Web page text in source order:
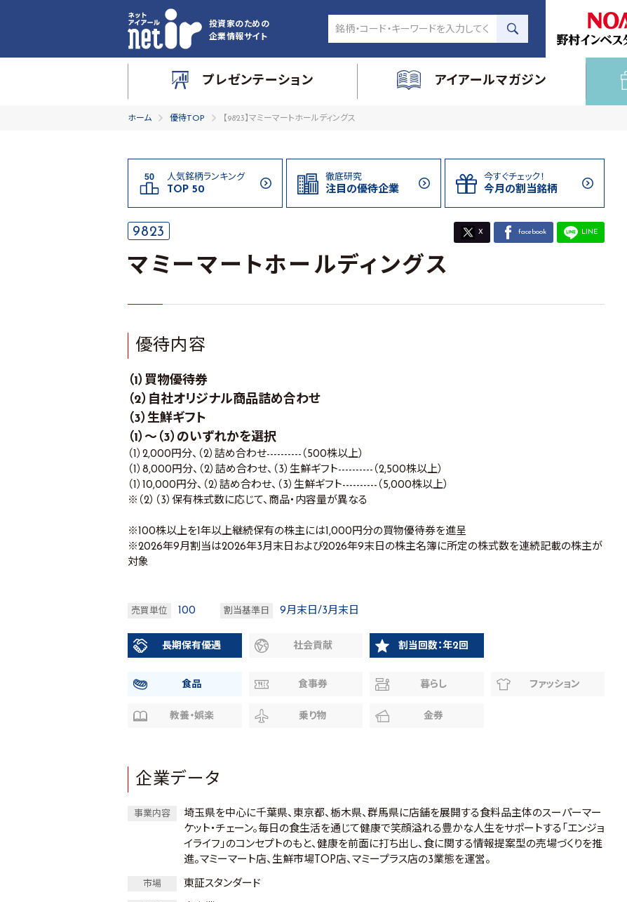
投資家のための
企業情報サイト
プレゼンテーション アイアールマガジン
ホーム 優待TOP 【9823】マミーマートホールディングス
人気銘柄ランキング
TOP 50
徹底研究
注目の優待企業
今すぐチェック！
今月の割当銘柄
9823 X facebook LINE
マミーマートホールディングス
優待内容
（1）買物優待券
（2）自社オリジナル商品詰め合わせ
（3）生鮮ギフト
（1）～（3）のいずれかを選択
（1）2,000円分、（2）詰め合わせ----------（500株以上）
（1）8,000円分、（2）詰め合わせ、（3）生鮮ギフト----------（2,500株以上）
（1）10,000円分、（2）詰め合わせ、（3）生鮮ギフト----------（5,000株以上）
※（2）（3）保有株式数に応じて、商品・内容量が異なる
※100株以上を1年以上継続保有の株主には1,000円分の買物優待券を進呈
※2026年9月割当は2026年3月末日および2026年9末日の株主名簿に所定の株式数を連続記載の株主が
対象
売買単位 100 割当基準日 9月末日/3月末日
長期保有優遇 社会貢献 割当回数：年2回
食品 食事券 暮らし ファッション
教養・娯楽 乗り物 金券
企業データ
事業内容
埼玉県を中心に千葉県、東京都、栃木県、群馬県に店舗を展開する食料品主体のスーパーマー
ケット・チェーン。毎日の食生活を通じて健康で笑顔溢れる豊かな人生をサポートする「エンジョ
イライフ」のコンセプトのもと、健康を前面に打ち出し、食に関する情報提案型の売場づくりを推
進。マミーマート店、生鮮市場TOP店、マミープラス店の3業態を運営。
市場 東証スタンダード